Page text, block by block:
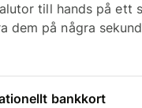
till hands på ett
dem på några
bankkort